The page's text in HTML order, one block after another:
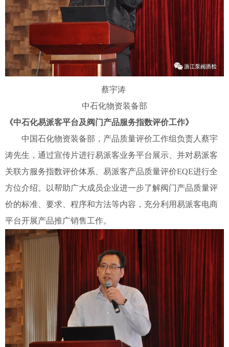
蔡宇涛
中石化物资装备部
《中石化易派客平台及阀门产品服务指数评价工作》
中国石化物资装备部，产品质量评价工作组负责人蔡宇
涛先生，通过宣传片进行易派客业务平台展示、并对易派客
关联方服务指数评价体系、易派客产品质量评价EQE进行全
方位介绍。以帮助广大成员企业进一步了解阀门产品质量评
价的标准、要求、程序和方法等内容，充分利用易派客电商
平台开展产品推广销售工作。